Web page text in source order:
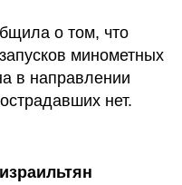
о том, что
минометных
в направлении
нет.